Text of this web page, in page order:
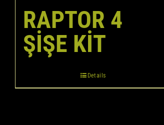
RAPTOR 4
ŞIŞE KIT
Details